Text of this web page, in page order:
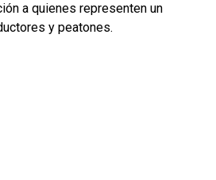
a quienes representen un
y peatones.